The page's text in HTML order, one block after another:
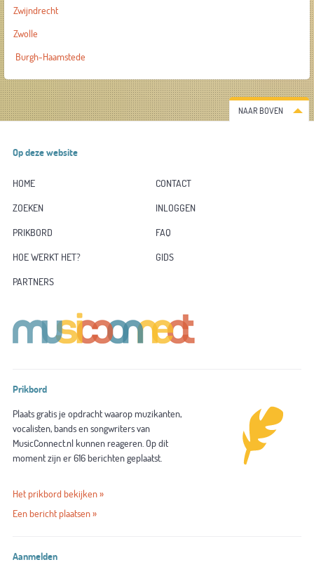
Zwijndrecht
Zwolle
Burgh-Haamstede
NAAR BOVEN
Op deze website
HOME
CONTACT
ZOEKEN
INLOGGEN
PRIKBORD
FAQ
HOE WERKT HET?
GIDS
PARTNERS
Prikbord
Plaats gratis je opdracht waarop muzikanten,
vocalisten, bands en songwriters van
MusicConnect.nl kunnen reageren. Op dit
moment zijn er 616 berichten geplaatst.
Het prikbord bekijken »
Een bericht plaatsen »
Aanmelden